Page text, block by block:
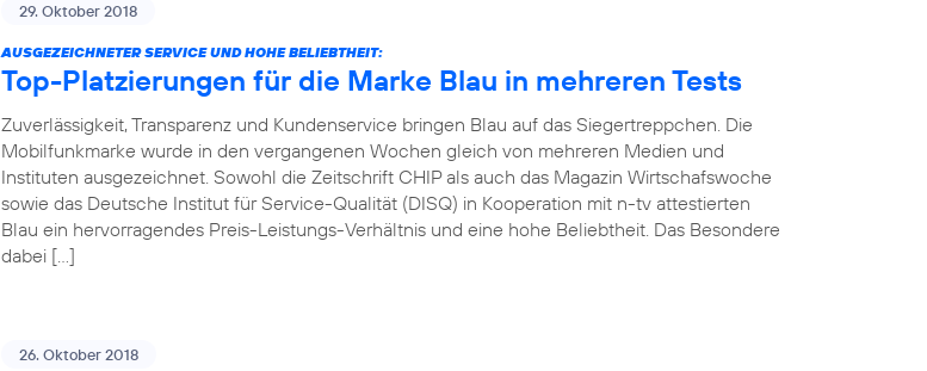
29. Oktober 2018
AUSGEZEICHNETER SERVICE UND HOHE BELIEBTHEIT:
Top-Platzierungen für die Marke Blau in mehreren Tests
Zuverlässigkeit, Transparenz und Kundenservice bringen Blau auf das Siegertreppchen. Die
Mobilfunkmarke wurde in den vergangenen Wochen gleich von mehreren Medien und
Instituten ausgezeichnet. Sowohl die Zeitschrift CHIP als auch das Magazin Wirtschafswoche
sowie das Deutsche Institut für Service-Qualität (DISQ) in Kooperation mit n-tv attestierten
Blau ein hervorragendes Preis-Leistungs-Verhältnis und eine hohe Beliebtheit. Das Besondere
dabei […]
26. Oktober 2018